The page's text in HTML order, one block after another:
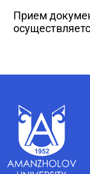
Прием